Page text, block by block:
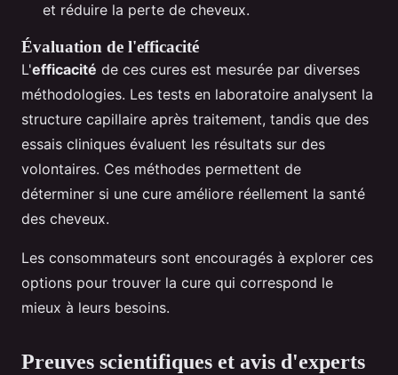
et réduire la perte de cheveux.
Évaluation de l'efficacité
L'efficacité de ces cures est mesurée par diverses
méthodologies. Les tests en laboratoire analysent la
structure capillaire après traitement, tandis que des
essais cliniques évaluent les résultats sur des
volontaires. Ces méthodes permettent de
déterminer si une cure améliore réellement la santé
des cheveux.
Les consommateurs sont encouragés à explorer ces
options pour trouver la cure qui correspond le
mieux à leurs besoins.
Preuves scientifiques et avis d'experts